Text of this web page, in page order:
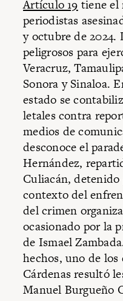
Artículo 19 tiene el
periodistas
y octubre de 2024.
peligrosos para
Veracruz,
Sonora y Sinaloa.
estado se
letales contra
medios de
desconoce el
Hernández,
Culiacán,
contexto del
del crimen
ocasionado por la
de Ismael
hechos, uno de los
Cárdenas resultó
Manuel Burgueño